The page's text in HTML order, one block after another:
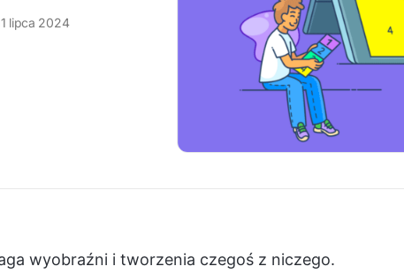
lipca 2024
wyobraźni i tworzenia czegoś z niczego.